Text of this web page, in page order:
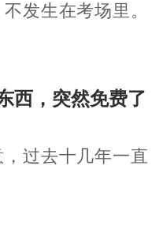
发生在考场里。
西，突然免费了
过去十几年一直